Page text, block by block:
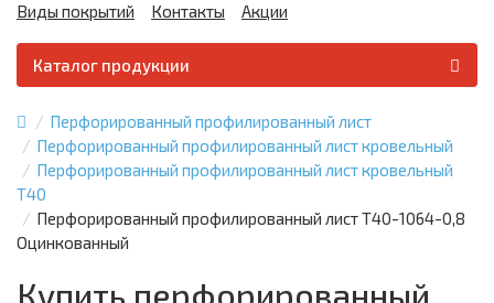
Виды покрытий
Контакты Акции
Каталог продукции
Перфорированный профилированный лист
Перфорированный профилированный лист кровельный
Перфорированный профилированный лист кровельный
Т40
Перфорированный профилированный лист Т40-1064-0,8
Оцинкованный
Купить перфорированный